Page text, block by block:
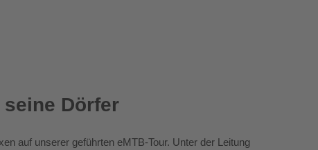
Dörfer
auf unserer geführten eMTB-Tour. Unter der Leitung